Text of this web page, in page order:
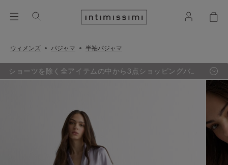
ウィメンズ パジャマ 半袖パジャマ
ショーツを除く全アイテムの中から3点ショッピングバッ
グ追加するごとに、最も定価の低い1点が無料に。（セー